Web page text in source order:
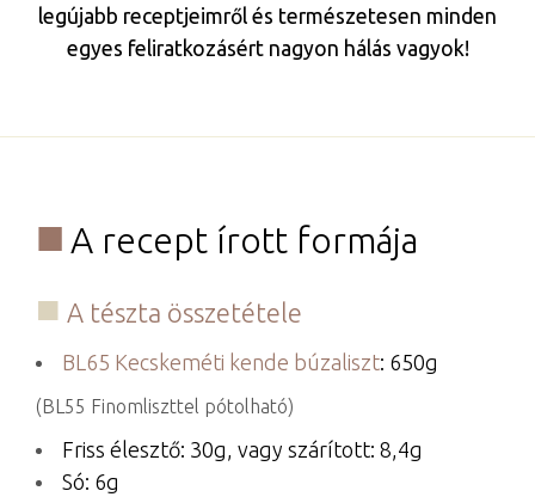
legújabb receptjeimről és természetesen minden
egyes feliratkozásért nagyon hálás vagyok!
A recept írott formája
A tészta összetétele
BL65 Kecskeméti kende búzaliszt: 650g
(BL55 Finomliszttel pótolható)
Friss élesztő: 30g, vagy szárított: 8,4g
Só: 6g